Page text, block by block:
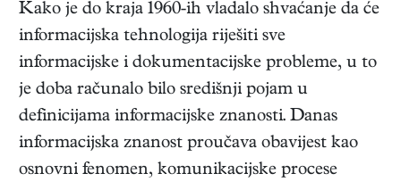
Kako je do kraja 1960-ih vladalo shvaćanje da će
informacijska tehnologija riješiti sve
informacijske i dokumentacijske probleme, u to
je doba računalo bilo središnji pojam u
definicijama informacijske znanosti. Danas
informacijska znanost proučava obavijest kao
osnovni fenomen, komunikacijske procese